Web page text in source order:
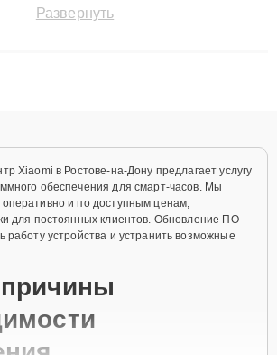
гарантии до 3 лет. Наши мастера
Развернуть
Xiaomi в Ростове-на-Дону предлагает услугу
обеспечения для смарт-часов. Мы
и по доступным ценам,
для постоянных клиентов. Обновление ПО
работу устройства и устранить возможные